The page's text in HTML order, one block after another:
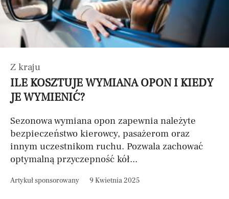
Z kraju
ILE KOSZTUJE WYMIANA OPON I KIEDY
JE WYMIENIĆ?
Sezonowa wymiana opon zapewnia należyte
bezpieczeństwo kierowcy, pasażerom oraz
innym uczestnikom ruchu. Pozwala zachować
optymalną przyczepność kół...
Artykuł sponsorowany 9 Kwietnia 2025